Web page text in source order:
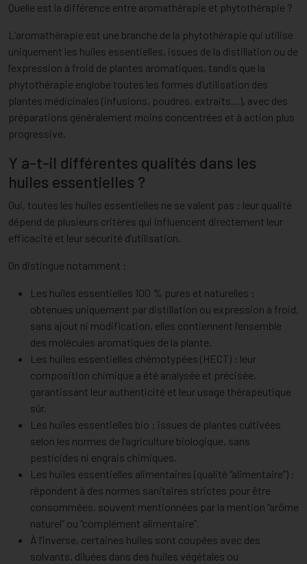
Quelle est la différence entre aromathérapie et phytothérapie ?
L’aromathérapie est une branche de la phytothérapie qui utilise
uniquement les huiles essentielles, issues de la distillation ou de
l’expression à froid de plantes aromatiques, tandis que la
phytothérapie englobe toutes les formes d’utilisation des
plantes médicinales (infusions, poudres, extraits…), avec des
préparations généralement moins concentrées et à action plus
progressive.
Y a-t-il différentes qualités dans les
huiles essentielles ?
Oui, toutes les huiles essentielles ne se valent pas : leur qualité
dépend de plusieurs critères qui influencent directement leur
efficacité et leur sécurité d’utilisation.
On distingue notamment :
Les huiles essentielles 100 % pures et naturelles :
obtenues uniquement par distillation ou expression à froid,
sans ajout ni modification, elles contiennent l’ensemble
des molécules aromatiques de la plante.
Les huiles essentielles chémotypées (HECT) : leur
composition chimique a été analysée et précisée,
garantissant leur authenticité et leur usage thérapeutique
sûr.
Les huiles essentielles bio : issues de plantes cultivées
selon les normes de l’agriculture biologique, sans
pesticides ni engrais chimiques.
Les huiles essentielles alimentaires (qualité “alimentaire”) :
répondent à des normes sanitaires strictes pour être
consommées, souvent mentionnées par la mention “arôme
naturel” ou “complément alimentaire”.
À l’inverse, certaines huiles sont coupées avec des
solvants, diluées dans des huiles végétales ou